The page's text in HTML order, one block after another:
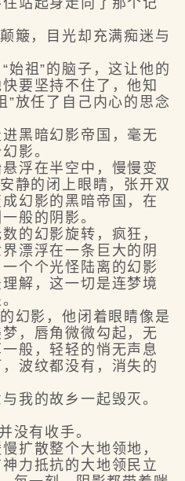
站起身走向了那个记
，目光却充满痴迷与
祖”的脑子，这让他的
要坚持不住了，他知
”放任了自己内心的思念
黑暗幻影帝国，毫无
影。
在半空中，慢慢变
静的闭上眼睛，张开双
幻影的黑暗帝国，在
般的阴影。
幻影旋转，疯狂，
漂浮在一条巨大的阴
个个光怪陆离的幻影
解，这一切是连梦境
影，他闭着眼睛像是
，唇角微微勾起，无
般，轻轻的悄无声息
波纹都没有，消失的
的故乡一起毁灭。
有收手。
散整个大地领地，
力抵抗的大地领民立